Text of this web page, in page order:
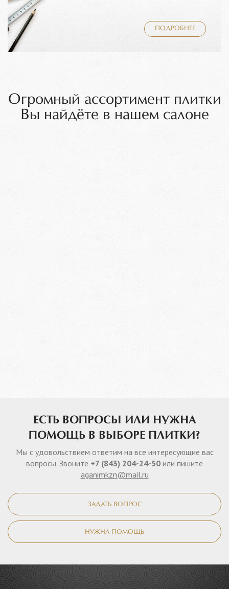
ПОДРОБНЕЕ
Огромный ассортимент плитки
Вы найдёте в нашем салоне
ЕСТЬ ВОПРОСЫ ИЛИ НУЖНА
ПОМОЩЬ В ВЫБОРЕ ПЛИТКИ?
Мы с удовольствием ответим на все интересующие вас
вопросы. Звоните +7 (843) 204-24-50 или пишите
aganimkzn@mail.ru
ЗАДАТЬ ВОПРОС
НУЖНА ПОМОЩЬ